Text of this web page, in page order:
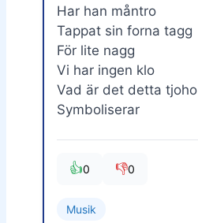
Har han måntro
Tappat sin forna tagg
För lite nagg
Vi har ingen klo
Vad är det detta tjoho
Symboliserar
👍0 👎0
Musik